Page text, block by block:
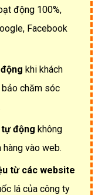
động 100%,
Facebook
khi khách
chăm sóc
động không
vào web.
từ các website
lá của công ty